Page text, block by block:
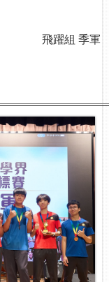
飛躍組 季軍